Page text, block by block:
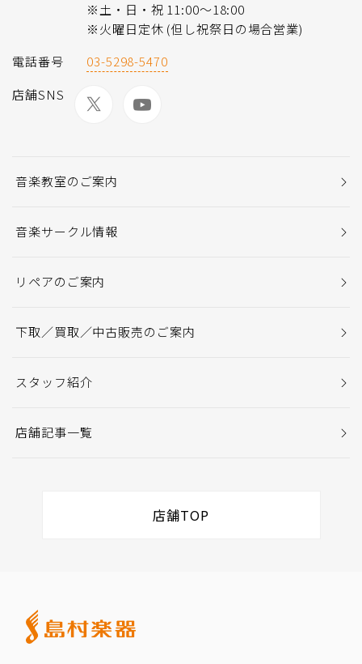
※土・日・祝 11:00〜18:00
※火曜日定休 (但し祝祭日の場合営業)
電話番号
03-5298-5470
店舗SNS
音楽教室のご案内
音楽サークル情報
リペアのご案内
下取／買取／中古販売のご案内
スタッフ紹介
店舗記事一覧
店舗TOP